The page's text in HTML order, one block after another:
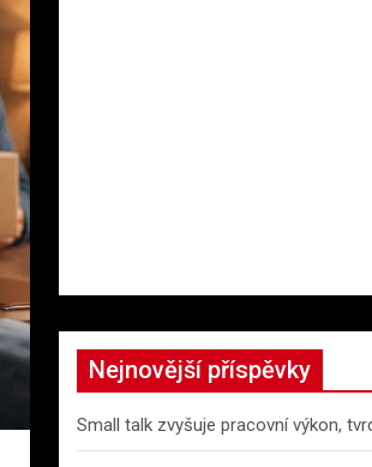
Nejnovější příspěvky
Small talk zvyšuje pracovní výkon,